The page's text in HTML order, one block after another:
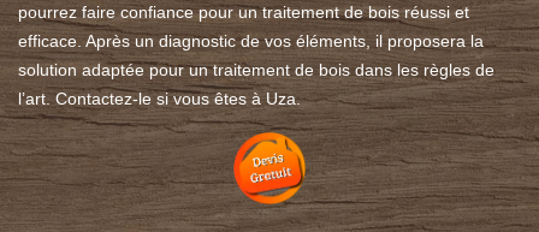
pourrez faire confiance pour un traitement de bois réussi et
efficace. Après un diagnostic de vos éléments, il proposera la
solution adaptée pour un traitement de bois dans les règles de
l’art. Contactez-le si vous êtes à Uza.